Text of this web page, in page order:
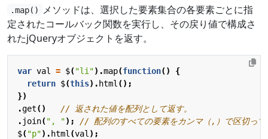
.map()
メソッドは、選択した要素集合の各要素ごとに指
定されたコールバック関数を実行し、その戻り値で構成さ
れたjQueryオブジェクトを返す。
var val = $("li").map(function()
{
return $(this). html ();
})
.get()
. join(", ");
$("p"). html (val );